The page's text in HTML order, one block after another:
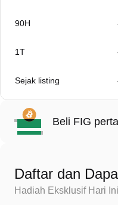
90H
1T
Sejak listing
Beli FIG
Daftar dan
Hadiah Eksklusif Hari